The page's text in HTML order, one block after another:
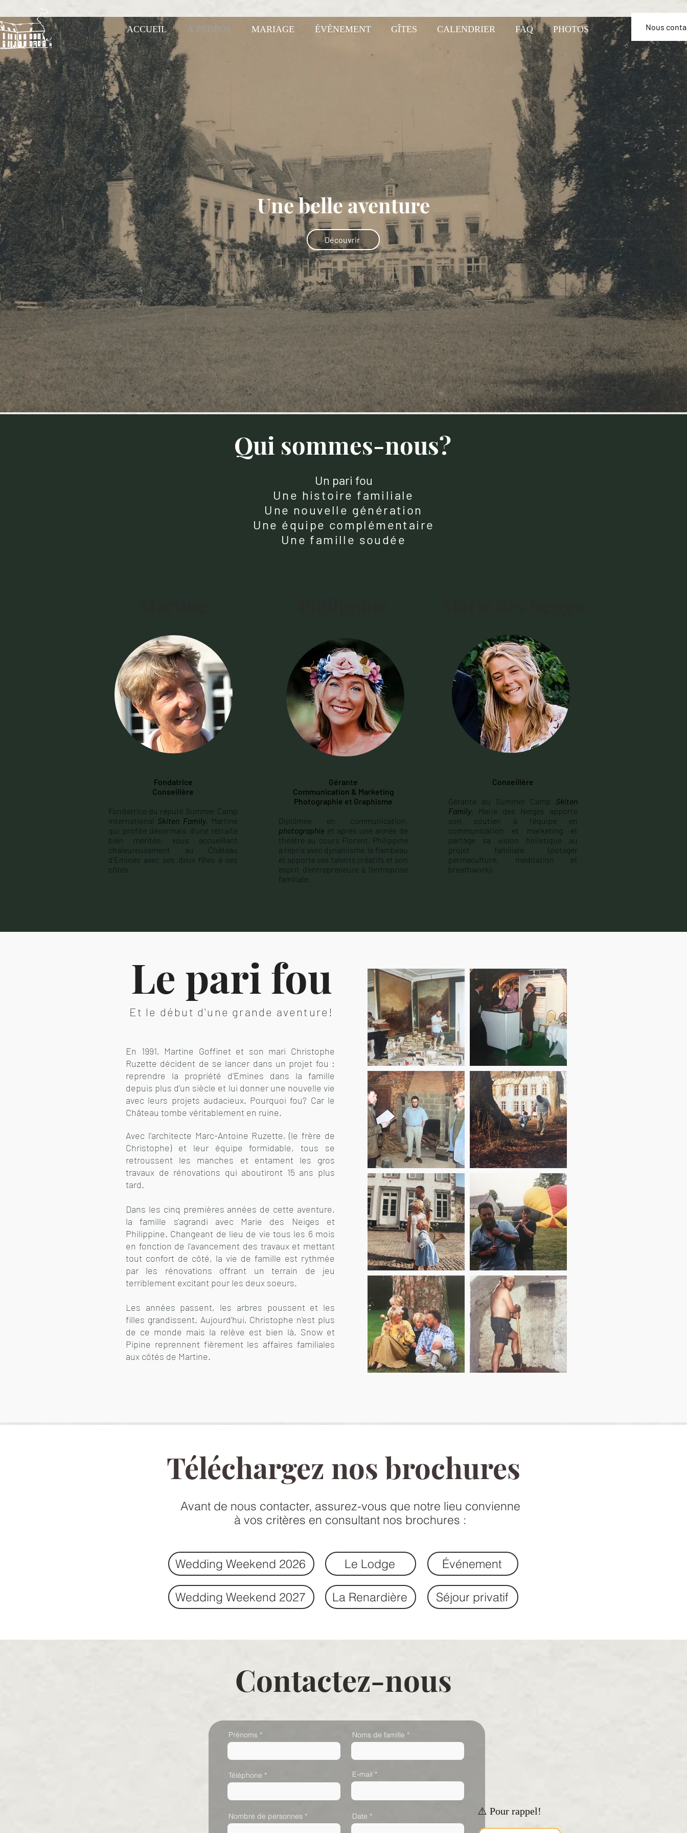
ACCUEIL À PROPOS MARIAGE ÉVÉNEMENT GÎTES CALENDRIER FAQ PHOTOS Nous
Une belle aventure
Découvrir
Qui sommes-nous?
Un pari fou
Une histoire familiale
Une nouvelle génération
Une équipe complémentaire
Une famille soudée
Fondatrice
Conseillère
Fondatrice du réputé Summer Camp
international Skiten Family, Martine
qui profite désormais d'une retraite
bien méritée, vous accueillant
chaleureusement au Château
d'Emines avec ses deux filles à ses
côtés.
Gérante
Communication & Marketing
Photographie et Graphisme
Diplômée en communication,
photographie et après une année de
théâtre au cours Florent, Philippine
a repris avec dynamisme le flambeau
et apporte ses talents créatifs et son
esprit d’entrepreneure à l'entreprise
familiale.
Conseillère
Gérante du Summer Camp Skiten
Family , Marie des Neiges apporte
son soutien à l'équipe en
communication et marketing et
partage sa vision holistique au
projet familiale (potager
permaculture, méditation et
breathwork).
Le pari fou
Et le début d'une grande aventure!
En 1991, Martine Goffinet et son mari Christophe
Ruzette décident de se lancer dans un projet fou :
reprendre la propriété d'Emines dans la famille
depuis plus d’un siècle et lui donner une nouvelle vie
avec leurs projets audacieux. Pourquoi fou? Car le
Château tombe véritablement en ruine.
Avec l'architecte Marc-Antoine Ruzette, (le frère de
Christophe) et leur équipe formidable, tous se
retroussent les manches et entament les gros
travaux de rénovations qui aboutiront 15 ans plus
tard.
Dans les cinq premières années de cette aventure,
la famille s'agrandi avec Marie des Neiges et
Philippine. Changeant de lieu de vie tous les 6 mois
en fonction de l'avancement des travaux et mettant
tout confort de côté, la vie de famille est rythmée
par les rénovations offrant un terrain de jeu
terriblement excitant pour les deux soeurs.
Les années passent, les arbres poussent et les
filles grandissent. Aujourd'hui, Christophe n'est plus
de ce monde mais la relève est bien là. Snow et
Pipine reprennent fièrement les affaires familiales
aux côtés de Martine.
Téléchargez nos brochures
Avant de nous contacter, assurez-vous que notre lieu convienne
à vos critères en consultant nos brochures :
Wedding Weekend 2026 Le Lodge Événement
Wedding Weekend 2027 La Renardière Séjour privatif
Contactez-nous
Prénoms Noms de famille
Téléphone E-mail
Nombre de personnes Date ⚠️ Pour rappel!